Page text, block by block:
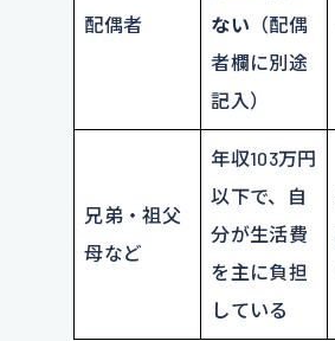
配偶者
ない （配偶
者欄に別途
記入）
兄弟・祖父
母など
年収103万円
以下で、自
分が生活費
を主に負担
している